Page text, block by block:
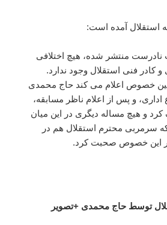
استقلال آمده است:
منتشر شده، هیچ اختلافی
کادر فنی استقلال وجود ندارد.
خصوص اعلام می کند حاج محمدی
و پس از اعلام ناظر مسابقه،
کرد و هیچ مساله دیگری در این میان
سرمربی محترم استقلال هم در
این خصوص صحبت کرد.
توسط حاج محمدی +تصویر